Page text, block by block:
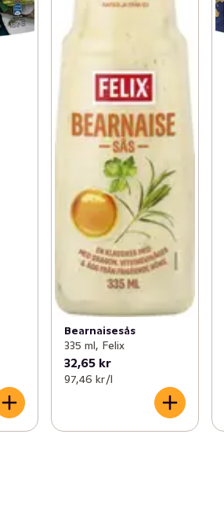
Bearnaisesås
335 ml, Felix
32,65 kr
97,46 kr /l